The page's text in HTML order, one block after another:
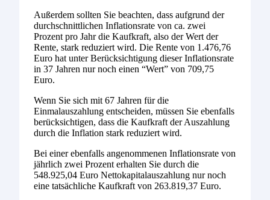
Außerdem sollten Sie beachten, dass aufgrund der
durchschnittlichen Inflationsrate von ca. zwei
Prozent pro Jahr die Kaufkraft, also der Wert der
Rente, stark reduziert wird. Die Rente von 1.476,76
Euro hat unter Berücksichtigung dieser Inflationsrate
in 37 Jahren nur noch einen “Wert” von 709,75
Euro.
Wenn Sie sich mit 67 Jahren für die
Einmalauszahlung entscheiden, müssen Sie ebenfalls
berücksichtigen, dass die Kaufkraft der Auszahlung
durch die Inflation stark reduziert wird.
Bei einer ebenfalls angenommenen Inflationsrate von
jährlich zwei Prozent erhalten Sie durch die
548.925,04 Euro Nettokapitalauszahlung nur noch
eine tatsächliche Kaufkraft von 263.819,37 Euro.